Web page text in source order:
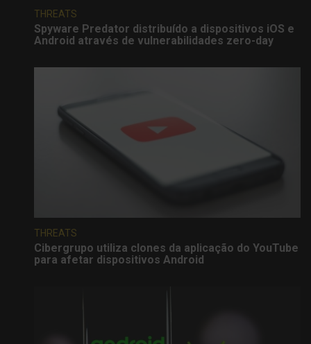
THREATS
Spyware Predator distribuído a dispositivos iOS e
Android através de vulnerabilidades zero-day
THREATS
Cibergrupo utiliza clones da aplicação do YouTube
para afetar dispositivos Android